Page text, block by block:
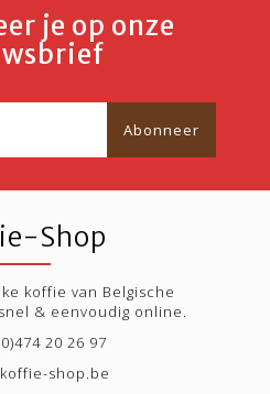
je op onze
Abonneer
Shop
koffie van Belgische
& eenvoudig online.
20 26 97
shop.be